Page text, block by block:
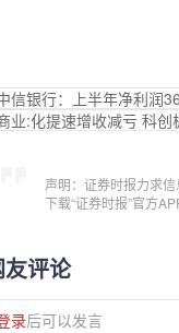
信银行：上半年净利润
业:化提速增收减亏 科
声明：证券时报力求
下载“证券时报”官方
友评论
录后可以发言